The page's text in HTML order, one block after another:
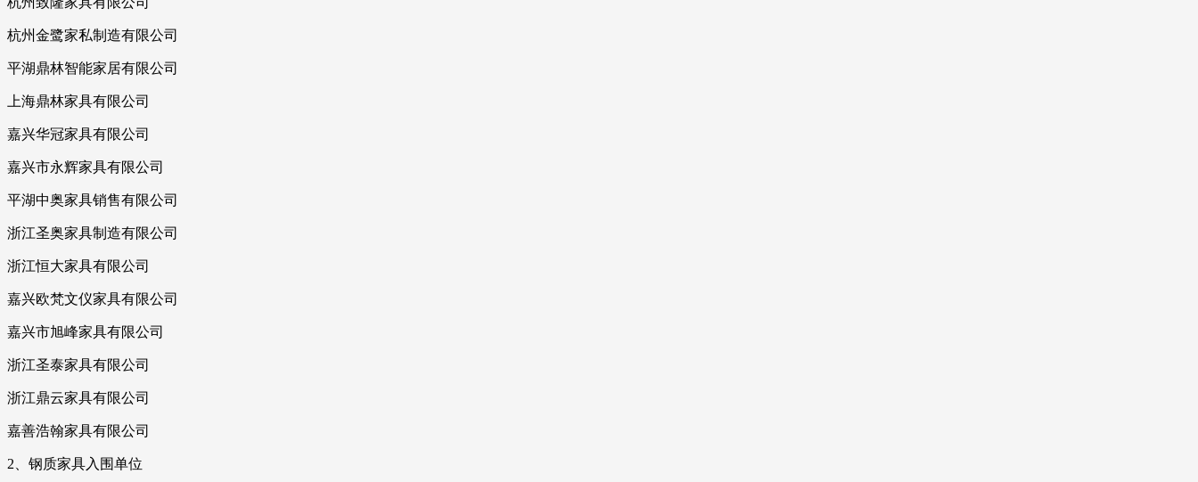
杭州金鹭家私制造有限公司
平湖鼎林智能家居有限公司
上海鼎林家具有限公司
嘉兴华冠家具有限公司
嘉兴市永辉家具有限公司
平湖中奥家具销售有限公司
浙江圣奥家具制造有限公司
浙江恒大家具有限公司
嘉兴欧梵文仪家具有限公司
嘉兴市旭峰家具有限公司
浙江圣泰家具有限公司
浙江鼎云家具有限公司
嘉善浩翰家具有限公司
2、钢质家具入围单位